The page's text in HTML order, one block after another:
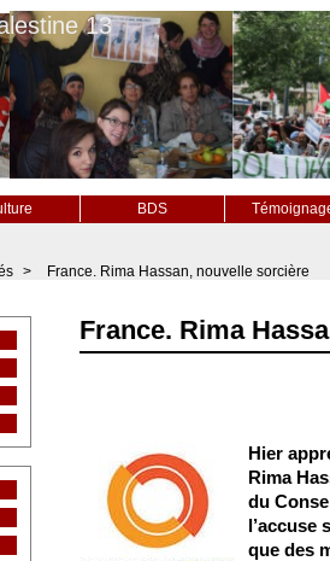
13
BDS
> France. Rima Hassan, nouvelle sorcière
France. Rima
Hier
Rima
du
l’accuse
que des